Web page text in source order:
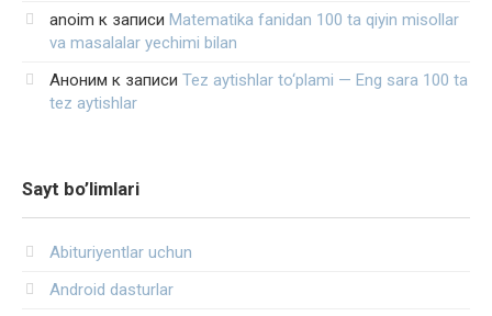
anoim к записи Matematika fanidan 100 ta qiyin misollar
va masalalar yechimi bilan
Аноним к записи Tez aytishlar to‘plami — Eng sara 100 ta
tez aytishlar
Sayt bo’limlari
Abituriyentlar uchun
Android dasturlar